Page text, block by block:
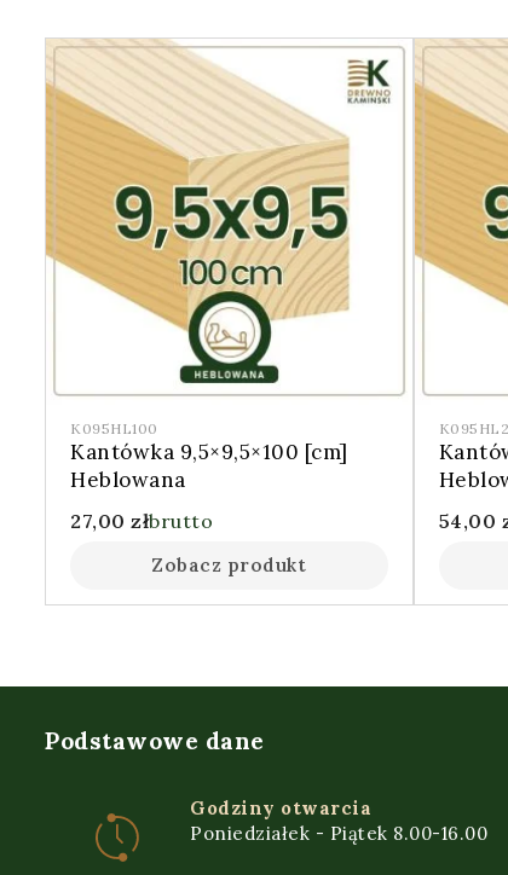
K095HL100
Kantówka 9,5×9,5×100 [cm]
Heblowana
27,00 złbrutto
Zobacz produkt
54,00
Podstawowe dane
Godziny otwarcia
Poniedziałek - Piątek 8.00-16.00